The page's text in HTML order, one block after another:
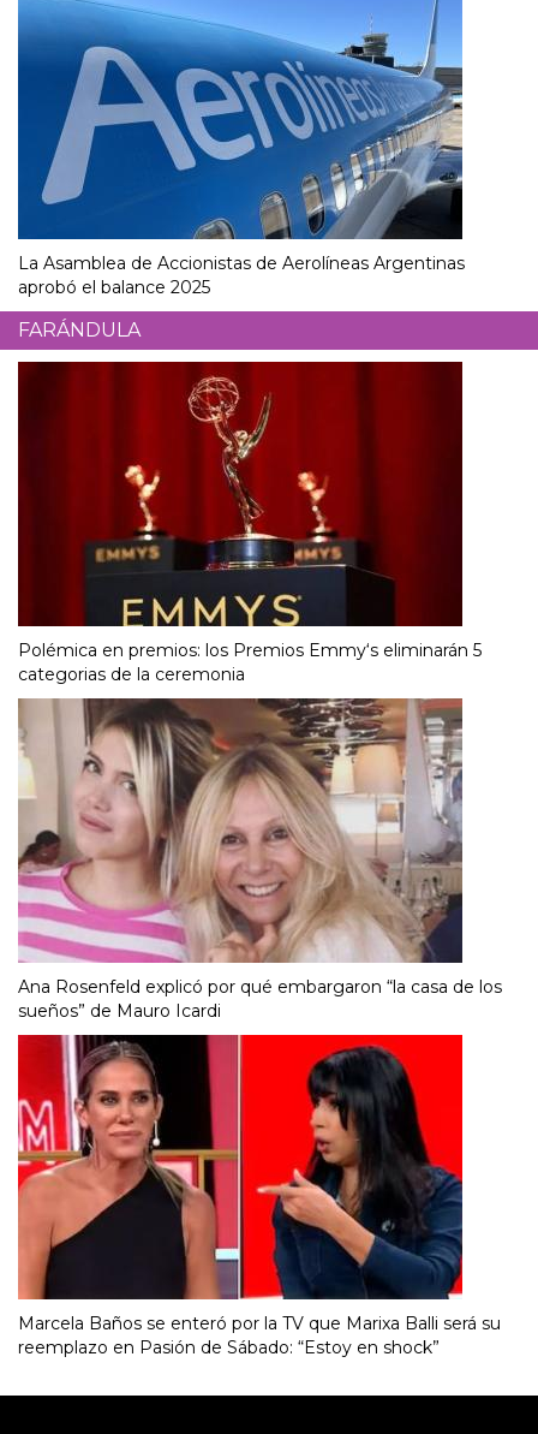
La Asamblea de Accionistas de Aerolíneas Argentinas
aprobó el balance 2025
FARÁNDULA
Polémica en premios: los Premios Emmy‘s eliminarán 5
categorias de la ceremonia
Ana Rosenfeld explicó por qué embargaron “la casa de los
sueños” de Mauro Icardi
Marcela Baños se enteró por la TV que Marixa Balli será su
reemplazo en Pasión de Sábado: “Estoy en shock”